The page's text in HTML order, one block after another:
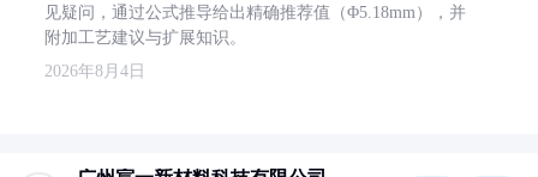
见疑问，通过公式推导给出精确推荐值（Φ5.18mm），并
附加工艺建议与扩展知识。
2026年8月4日